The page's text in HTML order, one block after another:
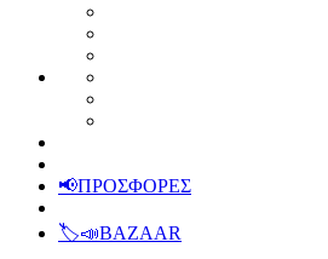
📢ΠΡΟΣΦΟΡΕΣ
🏷️📣BAZAAR